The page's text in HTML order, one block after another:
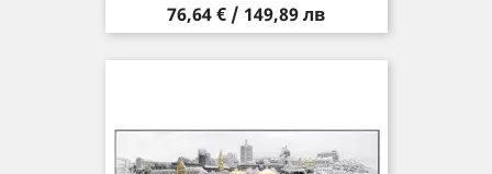
Цена
76,64 € / 149,89 лв